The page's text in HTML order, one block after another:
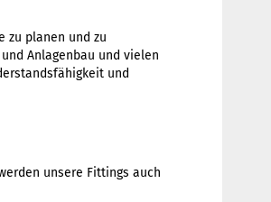
zu planen und zu
Anlagenbau und vielen
und
unsere Fittings auch